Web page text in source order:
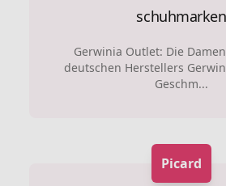
schuhmarken
Gerwinia Outlet: Die
deutschen Herstellers
Geschm...
Picard